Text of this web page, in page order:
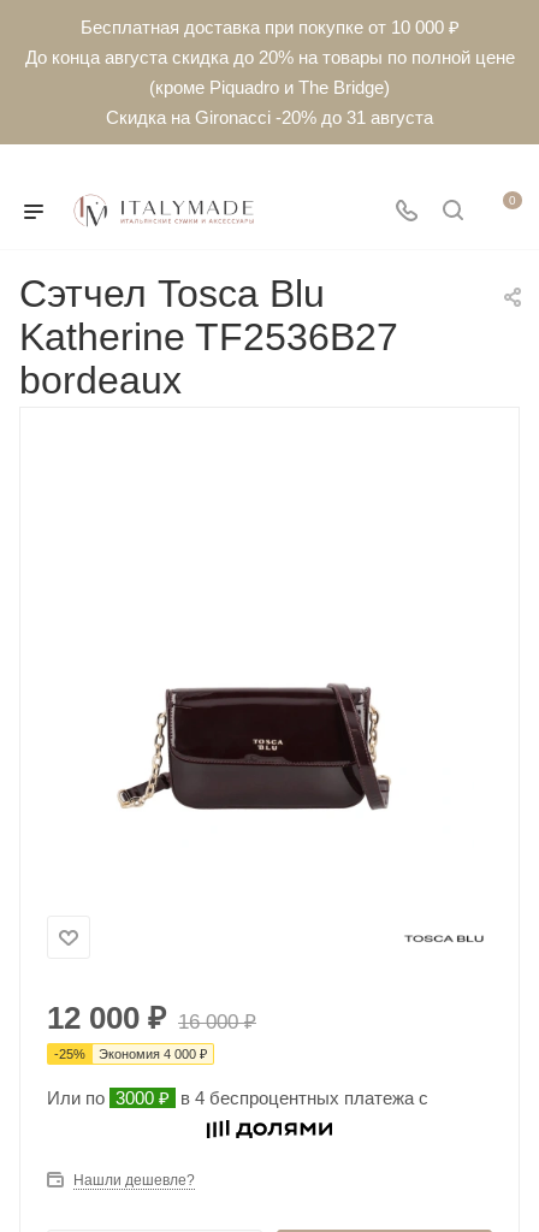
Бесплатная доставка при покупке от 10 000 ₽
До конца августа скидка до 20% на товары по полной цене
(кроме Piquadro и The Bridge)
Скидка на Gironacci -20% до 31 августа
0
Сэтчел Tosca Blu
Katherine TF2536B27
bordeaux
12 000 ₽ 16 000₽
-25% Экономия 4 000 ₽
Или по 3000 ₽ в 4 беспроцентных платежа с
Нашли дешевле?